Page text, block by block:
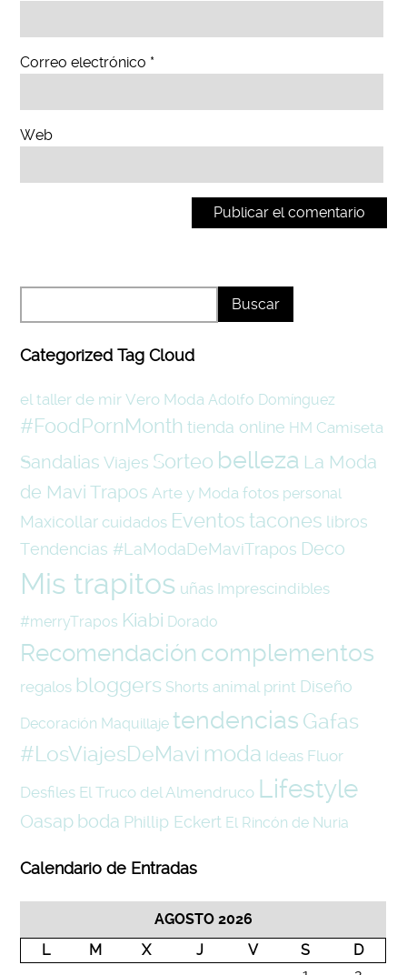
Correo electrónico *
Web
Categorized Tag Cloud
el taller de mir Vero Moda Adolfo Domínguez
#FoodPornMonth tienda online HM Camiseta
Sandalias Viajes Sorteo belleza La Moda
de Mavi Trapos Arte y Moda fotos personal
Maxicollar cuidados Eventos tacones libros
Tendencias #LaModaDeMaviTrapos Deco
Mis trapitos uñas Imprescindibles
#merryTrapos Kiabi Dorado
Recomendación complementos
regalos bloggers Shorts animal print Diseño
Decoración Maquillaje tendencias Gafas
#LosViajesDeMavi moda Ideas Fluor
Desfiles El Truco del Almendruco Lifestyle
Oasap boda Phillip Eckert El Rincón de Nuria
Calendario de Entradas
AGOSTO 2026
L
M X J V S
D